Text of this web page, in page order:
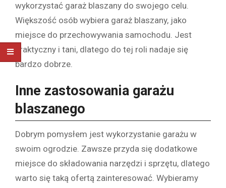
wykorzystać garaż blaszany do swojego celu.
Większość osób wybiera garaż blaszany, jako
miejsce do przechowywania samochodu. Jest
praktyczny i tani, dlatego do tej roli nadaje się
bardzo dobrze.
Inne zastosowania garażu
blaszanego
Dobrym pomysłem jest wykorzystanie garażu w
swoim ogrodzie. Zawsze przyda się dodatkowe
miejsce do składowania narzędzi i sprzętu, dlatego
warto się taką ofertą zainteresować. Wybieramy